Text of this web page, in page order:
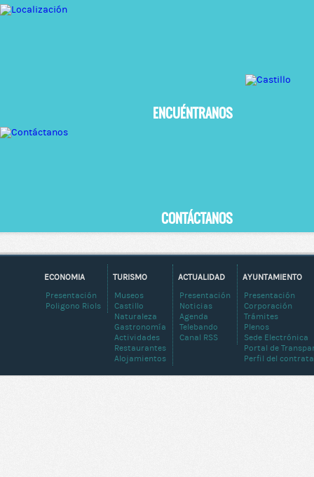
ENCUÉNTRANOS
CONTÁCTANOS
AYUNTAMIENTO
Presentación
Corporación
Trámites
Plenos
Sede Electrónica
Portal de
Perfil del
ACTUALIDAD
Presentación
Noticias
Agenda
Telebando
Canal RSS
TURISMO
Museos
Castillo
Naturaleza
Gastronomía
Actividades
Restaurantes
Alojamientos
ECONOMIA
Presentación
Poligono Riols